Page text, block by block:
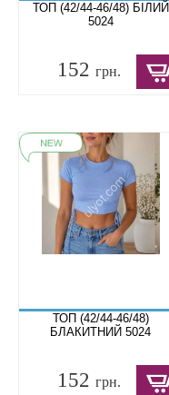
ТОП (42/44-46/48) БІЛИЙ
5024
152 грн.
ТОП (42/44-46/48)
БЛАКИТНИЙ 5024
152 грн.